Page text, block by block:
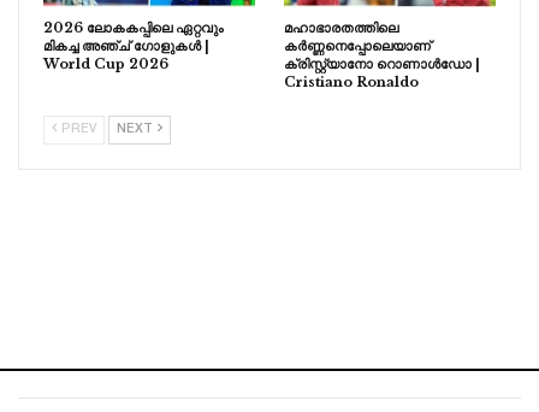
2026 ലോകകപ്പിലെ ഏറ്റവും
മികച്ച അഞ്ച് ഗോളുകൾ |
World Cup 2026
മഹാഭാരതത്തിലെ
കർണ്ണനെപ്പോലെയാണ്
ക്രിസ്റ്റ്യാനോ റൊണാൾഡോ |
Cristiano Ronaldo
PREV NEXT